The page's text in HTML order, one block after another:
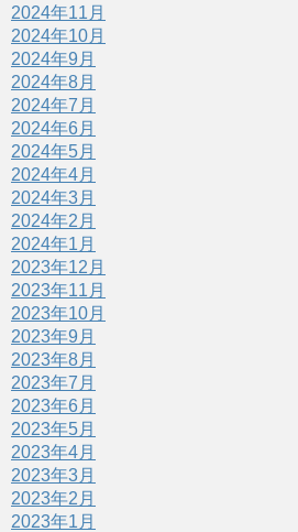
2024年11月
2024年10月
2024年9月
2024年8月
2024年7月
2024年6月
2024年5月
2024年4月
2024年3月
2024年2月
2024年1月
2023年12月
2023年11月
2023年10月
2023年9月
2023年8月
2023年7月
2023年6月
2023年5月
2023年4月
2023年3月
2023年2月
2023年1月